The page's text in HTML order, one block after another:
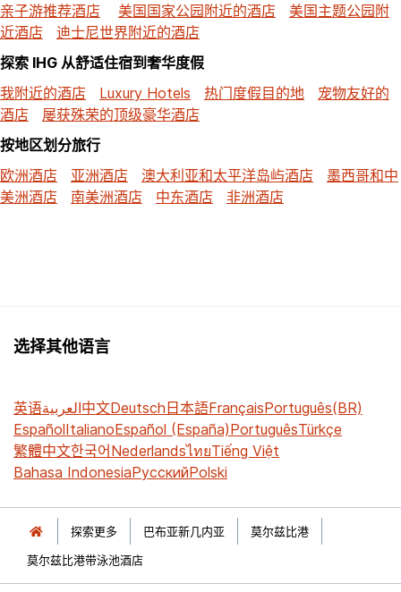
亲子游推荐酒店
美国国家公园附近的酒店
美国主题公园附
近酒店
迪士尼世界附近的酒店
探索 IHG 从舒适住宿到奢华度假
我附近的酒店
Luxury Hotels 热门度假目的地
宠物友好的
酒店
屡获殊荣的顶级豪华酒店
按地区划分旅行
欧洲酒店
亚洲酒店 澳大利亚和太平洋岛屿酒店
墨西哥和中
美洲酒店
南美洲酒店 中东酒店 非洲酒店
选择其他语言
英语العربية中文Deutsch日本語FrançaisPortuguês(BR)
EspañolItalianoEspañol (España)PortuguêsTürkçe
繁體中文한국어NederlandsไทยTiếng Việt
Bahasa IndonesiaРусскийPolski
探索更多 巴布亚新几内亚
莫尔兹比港
莫尔兹比港带泳池酒店